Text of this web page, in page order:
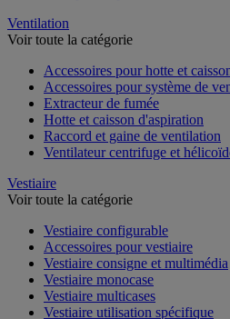
Ventilation
Accessoires pour hotte et
Accessoires pour système de
Extracteur de fumée
Hotte et caisson d'aspiration
Raccord et gaine de ventilation
Vestiaire
Vestiaire configurable
Accessoires pour vestiaire
Vestiaire consigne et multimédia
Vestiaire monocase
Vestiaire multicases